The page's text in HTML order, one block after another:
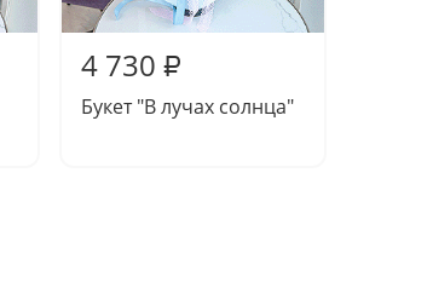
4 730 ₽
Букет "В лучах солнца"